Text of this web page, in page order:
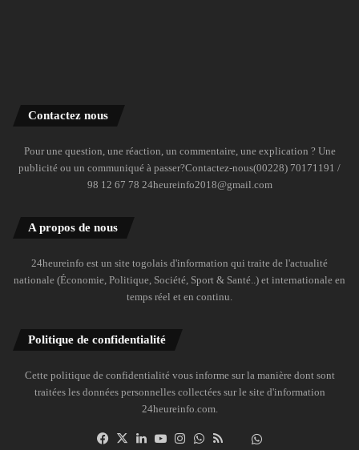
Contactez nous
Pour une question, une réaction, un commentaire, une explication ? Une
publicité ou un communiqué à passer?Contactez-nous(00228) 70171191 /
98 12 67 78 24heureinfo2018@gmail.com
A propos de nous
24heureinfo est un site togolais d'information qui traite de l'actualité
nationale (Économie, Politique, Société, Sport & Santé..) et internationale en
temps réel et en continu.
Politique de confidentialité
Cette politique de confidentialité vous informe sur la manière dont sont
traitées les données personnelles collectées sur le site d'information
24heureinfo.com.
Facebook
X LinkedinYouTubeInstagramWhatsAppDailymotion